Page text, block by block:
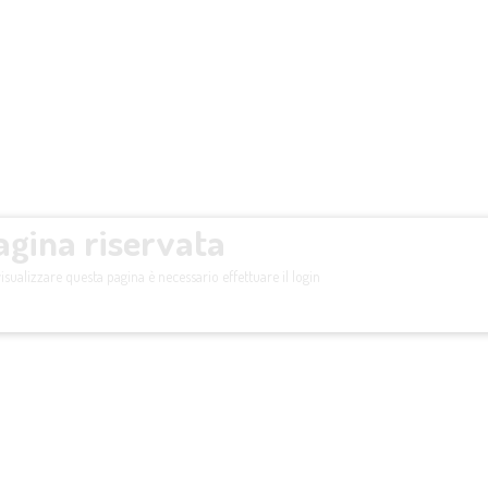
riservata
questa pagina è necessario effettuare il login